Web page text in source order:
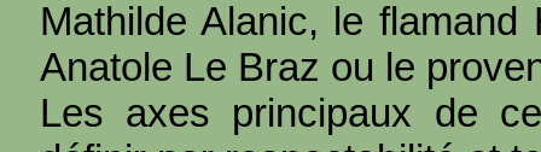
Mathilde Alanic, le
Anatole Le Braz ou le
Les axes principaux de